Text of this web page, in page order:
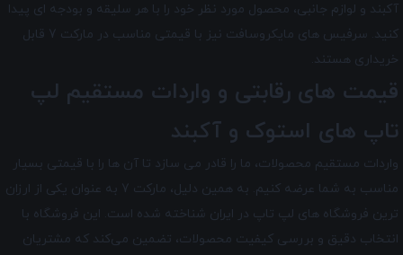
آکبند و لوازم جانبی، محصول مورد نظر خود را با هر سلیقه و بودجه ای پیدا
کنید. سرفیس های مایکروسافت نیز با قیمتی مناسب در مارکت 7 قابل
خریداری هستند.
قیمت های رقابتی و واردات مستقیم لپ
تاپ های استوک و آکبند
واردات مستقیم محصولات، ما را قادر می سازد تا آن ها را با قیمتی بسیار
مناسب به شما عرضه کنیم. به همین دلیل، مارکت 7 به عنوان یکی از ارزان
ترین فروشگاه های لپ تاپ در ایران شناخته شده است. این فروشگاه با
انتخاب دقیق و بررسی کیفیت محصولات، تضمین می‌کند که مشتریان